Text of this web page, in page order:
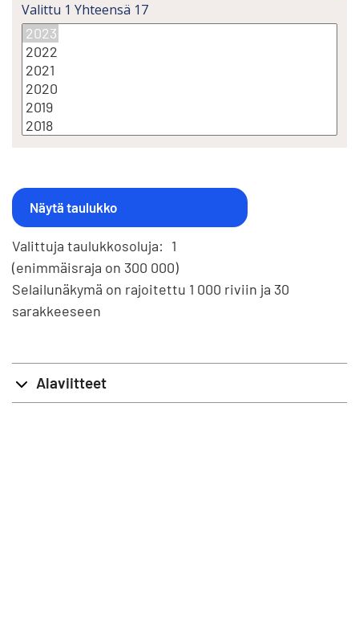
Valittu 1 Yhteensä 17
Valittuja taulukkosoluja: 1
(enimmäisraja on 300 000)
Selailunäkymä on rajoitettu 1 000 riviin ja 30
sarakkeeseen
Alaviitteet